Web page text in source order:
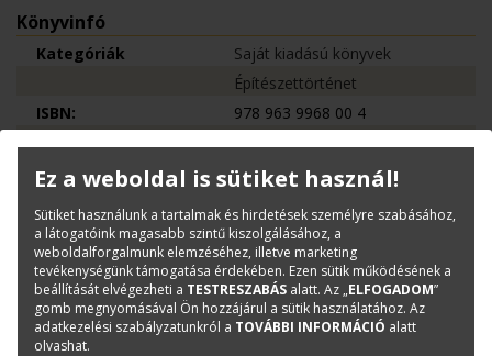
Könyvinfó
Kategóriák
Saját kiadású könyvek
Építészettörténet
ISBN:
978 963 9968 00 4
Oldalak száma:
216
Kiadó:
TERC Kft.
Kiadás éve:
2010
Kérdése van?
Ez a weboldal is sütiket használ!
Sütiket használunk a tartalmak és hirdetések személyre szabásához,
a látogatóink magasabb szintű kiszolgálásához, a
weboldalforgalmunk elemzéséhez, illetve marketing
tevékenységünk támogatása érdekében. Ezen sütik működésének a
beállítását elvégezheti a TESTRESZABÁS alatt. Az „ELFOGADOM”
gomb megnyomásával Ön hozzájárul a sütik használatához. Az
adatkezelési szabályzatunkról a TOVÁBBI INFORMÁCIÓ alatt
olvashat.